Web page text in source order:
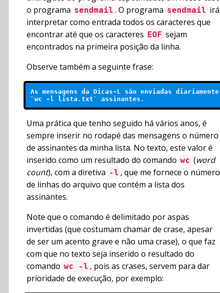
o programa sendmail . O programa sendmail irá
interpretar como entrada todos os caracteres que
encontrar até que os caracteres EOF sejam
encontrados na primeira posição da linha.
Observe também a seguinte frase:
As mensagens da Dicas-L são enviadas
Uma prática que tenho seguido há vários anos, é
sempre inserir no rodapé das mensagens o número
de assinantes da minha lista. No texto, este valor é
inserido como um resultado do comando wc (word
count), com a diretiva -l , que me fornece o número
de linhas do arquivo que contém a lista dos
assinantes.
Note que o comando é delimitado por aspas
invertidas (que costumam chamar de crase, apesar
de ser um acento grave e não uma crase), o que faz
com que no texto seja inserido o resultado do
comando wc -l , pois as crases, servem para dar
prioridade de execução, por exemplo: